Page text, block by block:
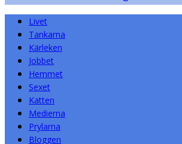
Livet
Tankarna
Kärleken
Jobbet
Hemmet
Sexet
Katten
Medierna
Prylarna
Bloggen